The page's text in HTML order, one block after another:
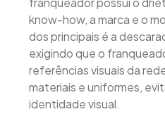
know-how, a marca e o
dos principais é a
exigindo que o
referências visuais da
materiais e uniformes,
identidade visual.